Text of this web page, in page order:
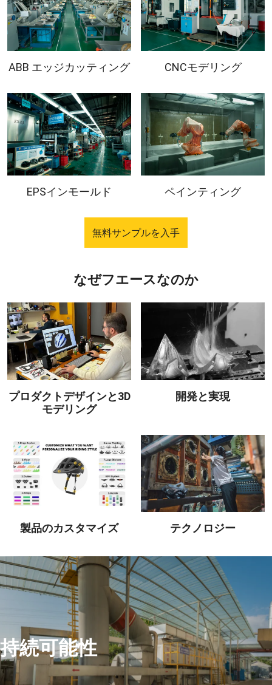
ABB エッジカッティング CNCモデリング
EPSインモールド ペインティング
無料サンプルを入手
なぜフエースなのか
プロダクトデザインと3D
モデリング
開発と実現
製品のカスタマイズ テクノロジー
持続可能性